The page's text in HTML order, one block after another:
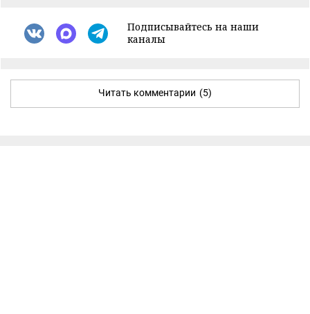
Подписывайтесь на наши
каналы
Читать комментарии (5)